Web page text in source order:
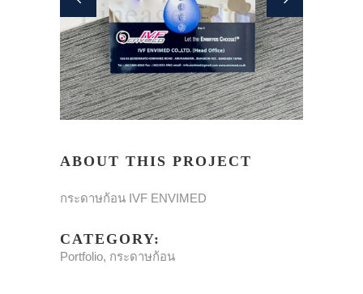
ABOUT THIS PROJECT
กระดาษก้อน IVF ENVIMED
CATEGORY:
Portfolio, กระดาษก้อน